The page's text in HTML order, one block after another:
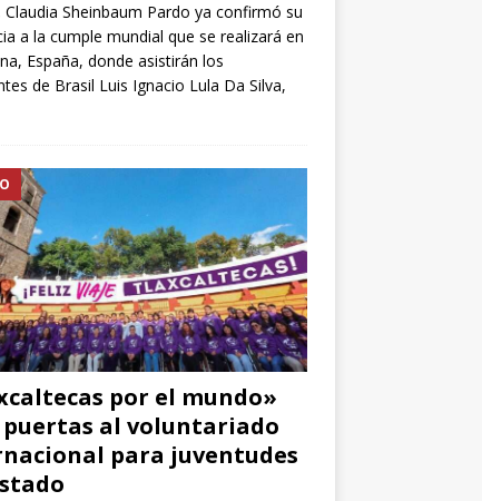
Claudia Sheinbaum Pardo ya confirmó su
a la cumple mundial que se realizará en
España, donde asistirán los
de Brasil Luis Ignacio Lula Da Silva,
por el mundo»
puertas al voluntariado
para juventudes